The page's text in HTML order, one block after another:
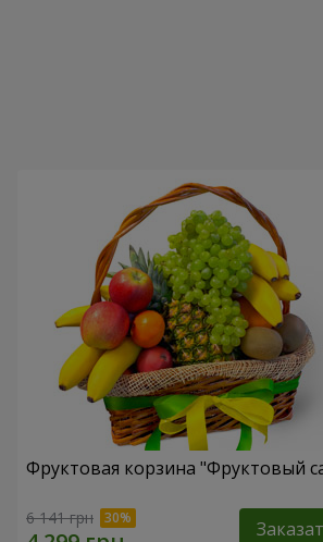
Фруктовая корзина "Фруктовый
6 141 грн